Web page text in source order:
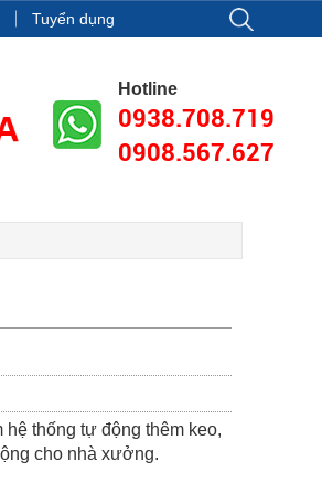
Đồng Khởi, Số 72 Lê Thánh Tôn,
Tuyển dụng
Hotline
0938.708.719
0908.567.627
thống tự động thêm keo,
cho nhà xưởng.